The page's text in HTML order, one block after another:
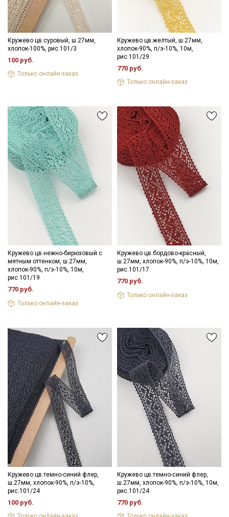
Кружево цв.суровый, ш.27мм,
хлопок-100%, рис.101/3
100 руб.
Только онлайн-заказ
Кружево цв.желтый, ш.27мм,
хлопок-90%, п/э-10%, 10м,
рис.101/29
770 руб.
Только онлайн-заказ
Кружево цв.нежно-бирюзовый с
мятным оттенком, ш.27мм,
хлопок-90%, п/э-10%, 10м,
рис.101/19
770 руб.
Только онлайн-заказ
Кружево цв.бордово-красный,
ш.27мм, хлопок-90%, п/э-10%, 10м,
рис.101/17
770 руб.
Только онлайн-заказ
Кружево цв.темно-синий флер,
ш.27мм, хлопок-90%, п/э-10%,
рис.101/24
100 руб.
Кружево цв.темно-синий флер,
ш.27мм, хлопок-90%, п/э-10%, 10м,
рис.101/24
770 руб.